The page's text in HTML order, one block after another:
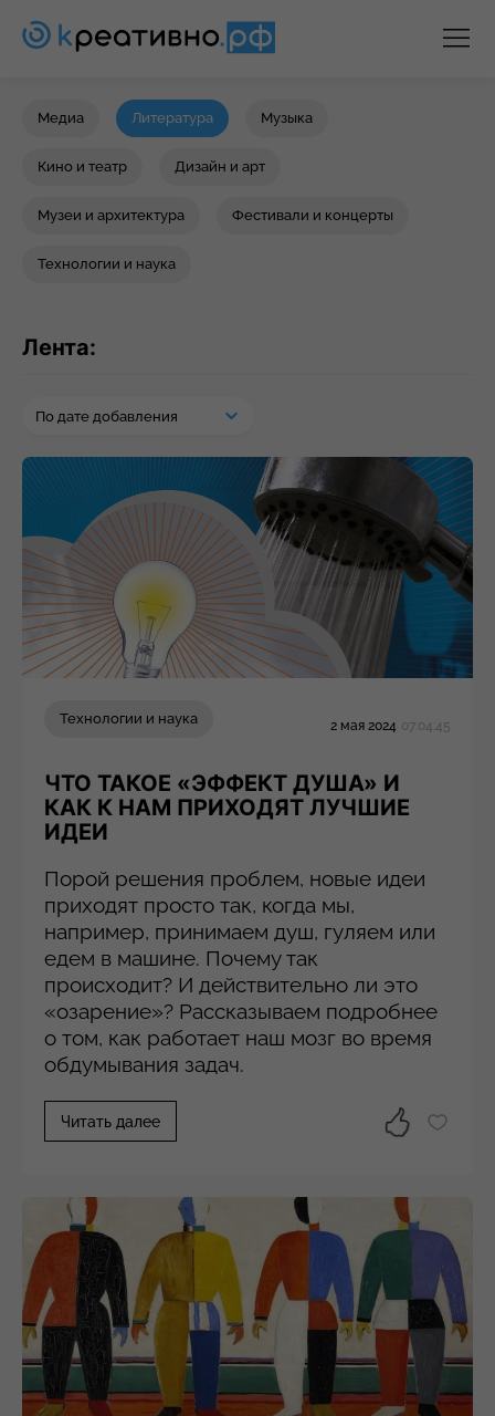
Медиа Литература Музыка
Кино и театр Дизайн и арт
Музеи и архитектура Фестивали и концерты
Технологии и наука
Лента:
По дате добавления
Технологии и наука 2 мая 2024 07:04:45
ЧТО ТАКОЕ «ЭФФЕКТ ДУША» И
КАК К НАМ ПРИХОДЯТ ЛУЧШИЕ
ИДЕИ
Порой решения проблем, новые идеи
приходят просто так, когда мы,
например, принимаем душ, гуляем или
едем в машине. Почему так
происходит? И действительно ли это
«озарение»? Рассказываем подробнее
о том, как работает наш мозг во время
обдумывания задач.
Читать далее